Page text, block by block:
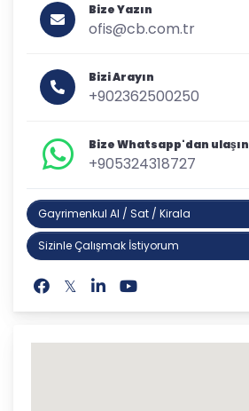
Bize Yazın
ofis@cb.com.tr
Bizi Arayın
+902362500250
Bize Whatsapp'dan ulaşın
+905324318727
Gayrimenkul Al / Sat / Kirala
Sizinle Çalışmak İstiyorum